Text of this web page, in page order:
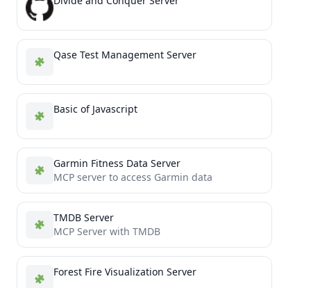
Qase Test Management Server
Basic of Javascript
Garmin Fitness Data Server
MCP server to access Garmin data
TMDB Server
MCP Server with TMDB
Forest Fire Visualization Server